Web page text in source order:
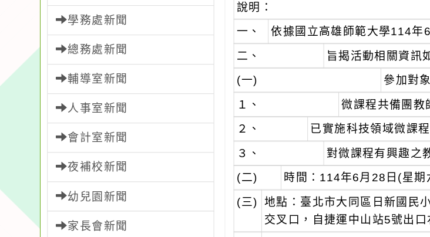
學務處新聞
總務處新聞
輔導室新聞
人事室新聞
會計室新聞
夜補校新聞
幼兒園新聞
家長會新聞
說明：
一、
依據國立高雄師範大學114年
二、 旨揭活動相關資訊
(一)
參加對象
１、
微課程共備團教
２、
已實施科技領域微課
３、
對微課程有興趣之
(二)
時間：114年6月28日(星期
(三)
地點：臺北市大同區日新國民
交叉口，自捷運中山站5號出